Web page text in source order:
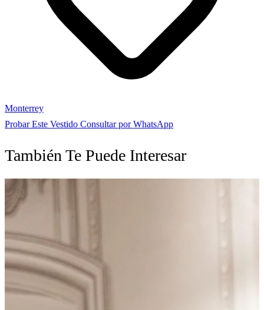
Monterrey
Probar Este Vestido Consultar por WhatsApp
También Te Puede Interesar